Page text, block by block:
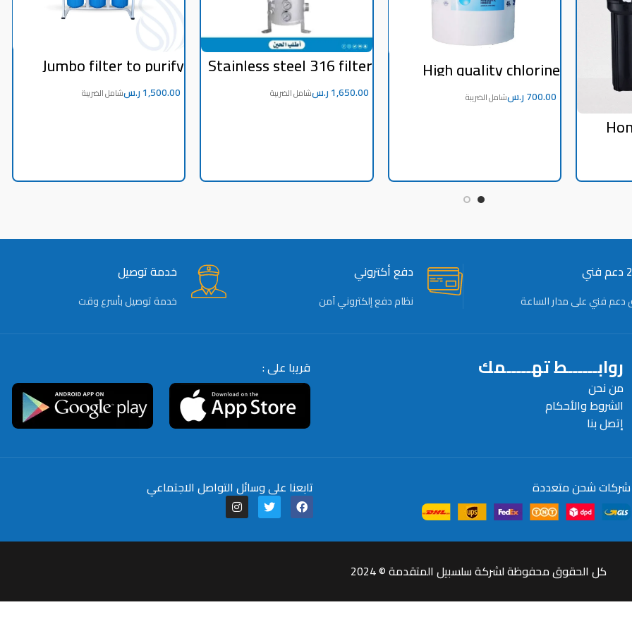
High quality chlorine
powder for swimming
pools 45 kg Indian
ر.س
Stainless steel 316 filter
size 20 inch * 5 internal
cartridges
ر.س
Jumbo filter to purify
water tanks 3 stages
made in Taiwan
ر.س
دعم فني على مدار الساعة
دفع أكتروني
نظام دفع إلكتروني آمن
خدمة توصيل
خدمة توصيل بأسرع وقت
روابــــــط تهـــــمك
من نحن
الشروط والأحكام
إتصل بنا
قريبا على :
شركات شحن متعددة تابعنا على وسائل التواصل الاجتماعي
كل الحقوق محفوظة لشركة سلسبيل المتقدمة © 2024